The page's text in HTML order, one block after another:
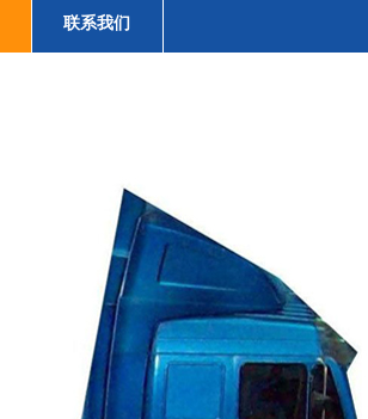
联系我们